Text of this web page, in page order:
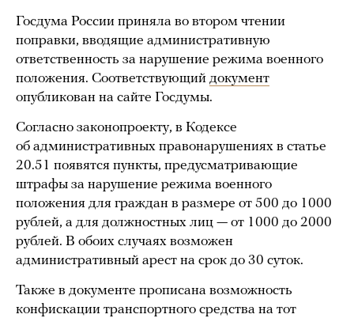
Госдума России приняла во втором чтении
поправки, вводящие административную
ответственность за нарушение режима военного
положения. Соответствующий документ
опубликован на сайте Госдумы.
Согласно законопроекту, в Кодексе
об административных правонарушениях в статье
20.51 появятся пункты, предусматривающие
штрафы за нарушение режима военного
положения для граждан в размере от 500 до 1000
рублей, а для должностных лиц — от 1000 до 2000
рублей. В обоих случаях возможен
административный арест на срок до 30 суток.
Также в документе прописана возможность
конфискации транспортного средства на тот